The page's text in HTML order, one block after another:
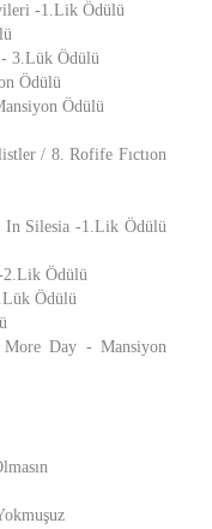
-1.Lik Ödülü
3.Lük Ödülü
Ödülü
Ödülü
/ 8. Rofife Fıctıon
In Silesia -1.Lik Ödülü
2.Lik Ödülü
Ödülü
Day - Mansiyon